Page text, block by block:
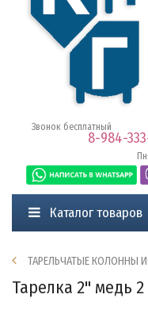
8-984-
Звонок бесплатный
Каталог товаров
ТАРЕЛЬЧАТЫЕ КОЛОННЫ
Тарелка 2" медь 2